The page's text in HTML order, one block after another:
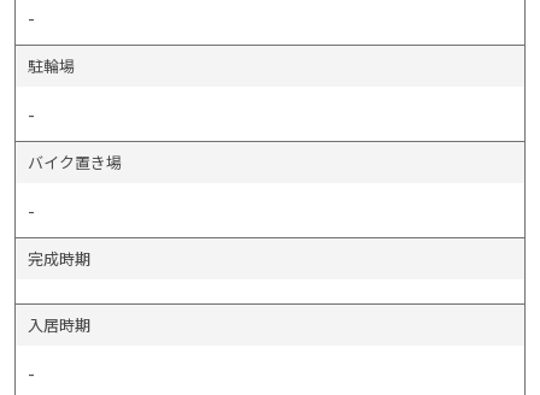
-
駐輪場
-
バイク置き場
-
完成時期
入居時期
-